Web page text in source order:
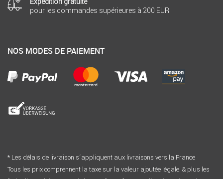
pour les commandes supérieures à 200 EUR
NOS MODES DE PAIEMENT
* Les délais de livraison s´appliquent aux livraisons vers la France
Tous les prix comprennent la taxe sur la valeur ajoutée légale. & plus les